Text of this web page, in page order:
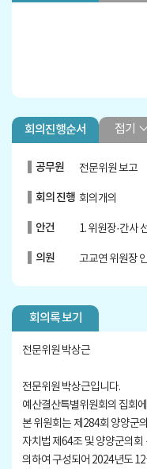
회의진행순서 접기
공무원 전문위원 보고
회의 진행 회의개의
안건 1. 위원장·간사
의원 고교연 위원장
의원 최선남 간사 인
안건
안건 3. 2025년도 기
제안설명 기획감사실장 제
의원 박봉균 위원 질
의원 최선남 위원 질
회의록 보기
전문위원 박상근
전문위원 박상근입니다.
예산결산특별위원회의 집회
본 위원회는 제284회 양양군
자치법 제64조 및 양양군의회
의하여 구성되어 2024년도